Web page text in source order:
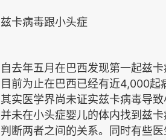
兹卡病毒跟小头症
自去年五月在巴西发现第一起兹
目前为止在巴西已经有近4,000起
其实医学界尚未证实兹卡病毒导
并未在小头症婴儿的体内找到兹
判断两者之间的关系。同时有些